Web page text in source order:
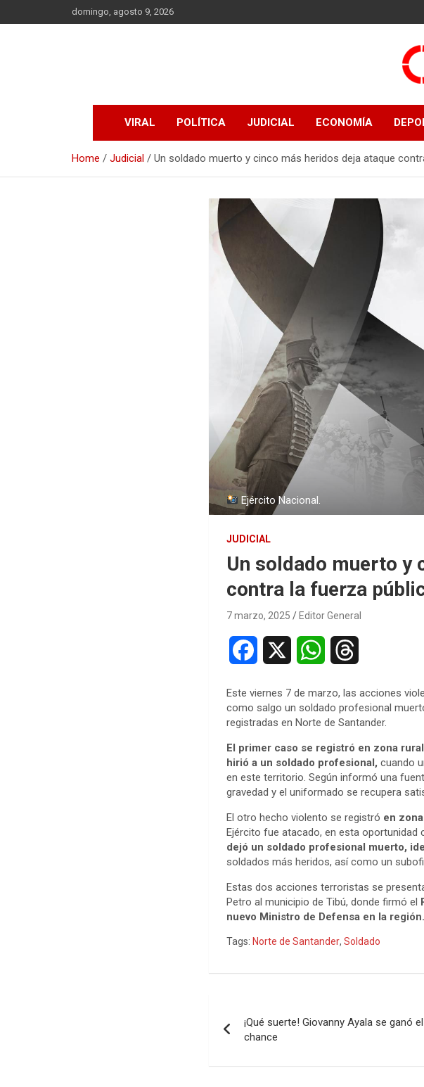
to
domingo, agosto 9, 2026
VIRAL POLÍTICA JUDICIAL ECONOMÍA
Home Judicial Un soldado muerto y cinco más heridos deja ataque
Ejército Nacional.
JUDICIAL
Un soldado muerto y
contra la fuerza
7 marzo, 2025 Editor General
c
b
o
o
k
a
s
A
p
p
r
a
d
s
Este viernes 7 de marzo, las acciones
como salgo un soldado profesional
registradas en Norte de Santander.
El primer caso se registró en zona
hirió a un soldado profesional, cuando
en este territorio. Según informó una
gravedad y el uniformado se recupera
El otro hecho violento se registró en
Ejército fue atacado, en esta oportunidad
dejó un soldado profesional muerto,
soldados más heridos, así como un
Estas dos acciones terroristas se
Petro al municipio de Tibú, donde firmó el
nuevo Ministro de Defensa en la región.
Tags: Norte de Santander, Soldado
de
entradas
¡Qué suerte! Giovanny Ayala se ganó el
chance